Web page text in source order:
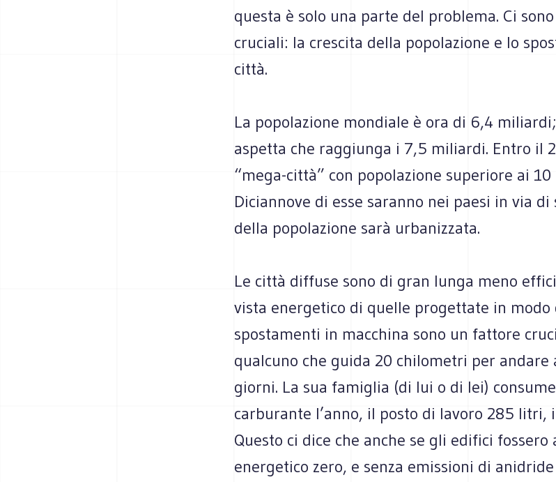
questa è solo una parte del problema. Ci
cruciali: la crescita della popolazione e lo
città.
La popolazione mondiale è ora di 6,4
aspetta che raggiunga i 7,5 miliardi. Entro il
“mega-città” con popolazione superiore ai
Diciannove di esse saranno nei paesi in via
della popolazione sarà urbanizzata.
Le città diffuse sono di gran lunga meno
vista energetico di quelle progettate in modo
spostamenti in macchina sono un fattore
qualcuno che guida 20 chilometri per
giorni. La sua famiglia (di lui o di lei)
carburante l’anno, il posto di lavoro 285
Questo ci dice che anche se gli edifici fossero
energetico zero, e senza emissioni di